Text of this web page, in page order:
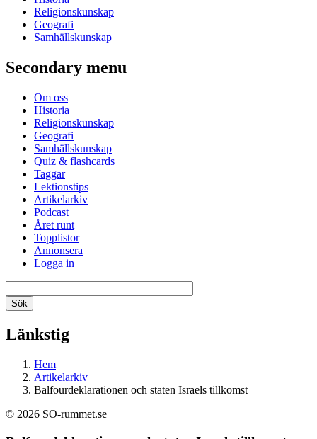
Religionskunskap
Geografi
Samhällskunskap
Secondary menu
Om oss
Historia
Religionskunskap
Geografi
Samhällskunskap
Quiz & flashcards
Taggar
Lektionstips
Artikelarkiv
Podcast
Året runt
Topplistor
Annonsera
Logga in
Länkstig
Hem
Artikelarkiv
Balfourdeklarationen och staten Israels tillkomst
© 2026 SO-rummet.se